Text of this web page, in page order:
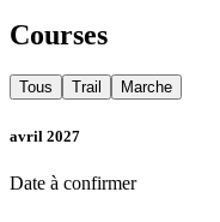
Courses
Tous Trail Marche
avril 2027
Date à confirmer